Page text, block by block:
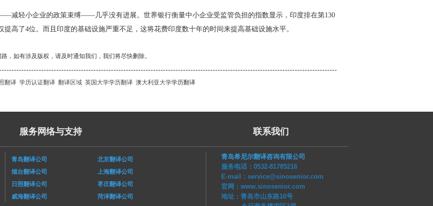
减轻小企业的政策束缚——几乎没有进展。世界银行衡量中小企业受监管负担的指数显示，印度排在第130
提高了4位。而且印度的基础设施严重不足，这将花费印度数十年的时间来提高基础设施水平。
，如有涉及版权，请及时通知我们，我们将尽快删除。
翻译 学历认证翻译 翻译区域 英国大学学历翻译 澳大利亚大学学历翻译
服务网络与支持 联系我们
青岛翻译公司
烟台翻译公司
日照翻译公司
威海翻译公司
北京翻译公司
上海翻译公司
枣庄翻译公司
菏泽翻译公司
青岛希尼尔翻译咨询有限公司
服务电话：0532-81785216
E-mail：service@sinosenior.com
官网：www.sinosenior.com
地址：青岛市山东路10号